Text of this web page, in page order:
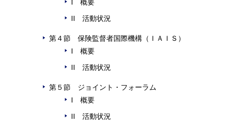
I 概要
II 活動状況
第４節 保険監督者国際機構（ＩＡＩＳ）
I 概要
II 活動状況
第５節 ジョイント・フォーラム
I 概要
II 活動状況